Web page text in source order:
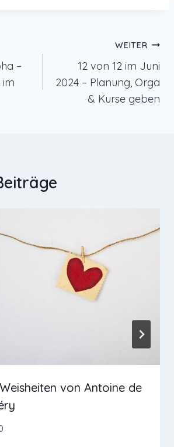
–
im
WEITER
12 von 12 im Juni
2024 – Planung, Orga
& Kurse geben
von Antoine de